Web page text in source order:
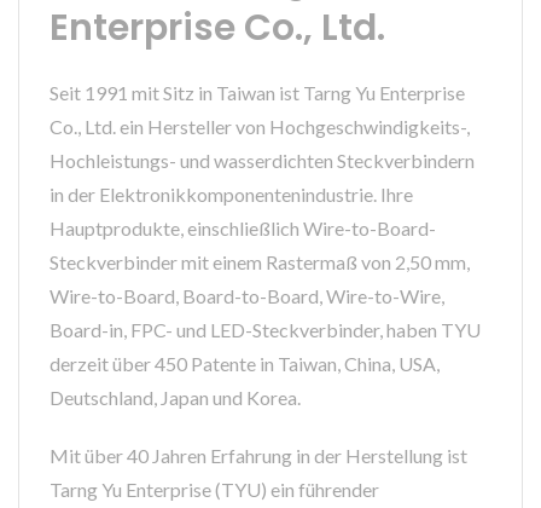
Enterprise Co., Ltd.
Seit 1991 mit Sitz in Taiwan ist Tarng Yu Enterprise
Co., Ltd. ein Hersteller von Hochgeschwindigkeits-,
Hochleistungs- und wasserdichten Steckverbindern
in der Elektronikkomponentenindustrie. Ihre
Hauptprodukte, einschließlich Wire-to-Board-
Steckverbinder mit einem Rastermaß von 2,50 mm,
Wire-to-Board, Board-to-Board, Wire-to-Wire,
Board-in, FPC- und LED-Steckverbinder, haben TYU
derzeit über 450 Patente in Taiwan, China, USA,
Deutschland, Japan und Korea.
Mit über 40 Jahren Erfahrung in der Herstellung ist
Tarng Yu Enterprise (TYU) ein führender